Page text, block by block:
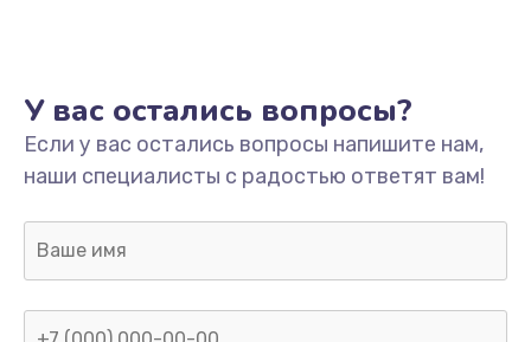
Прошивка блока управления
1000 руб.
Заказать
Замена разъемов
750 руб.
У вас остались вопросы?
Если у вас остались вопросы напишите нам,
наши специалисты с радостью ответят вам!